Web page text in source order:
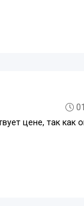
цене, так как